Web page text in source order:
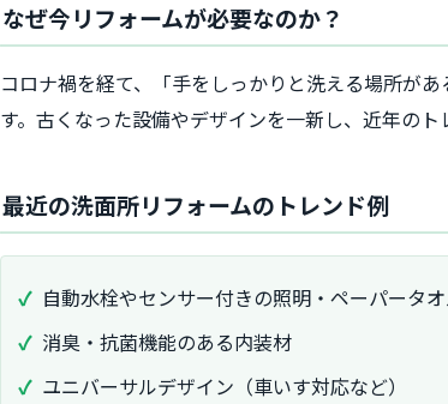
なぜ今リフォームが必要なのか？
コロナ禍を経て、「手をしっかりと洗える場所が
す。古くなった設備やデザインを一新し、近年の
最近の洗面所リフォームのトレンド例
自動水栓やセンサー付きの照明・ペーパータ
消臭・抗菌機能のある内装材
ユニバーサルデザイン（車いす対応など）